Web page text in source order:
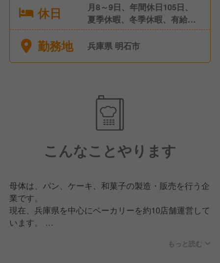
休日
月8～9日、年間休日105日、
夏季休暇、冬季休暇、有給休
暇、慶弔休暇
勤務地 兵庫県 明石市
こんなことやります
母体は、パン、ケーキ、和菓子の製造・販売を行う企
業です。
現在、兵庫県を中心にベーカリーを約10店舗運営して
います。
今回は、人員強化のため、兵庫県明石市にあるベーカ
もっと読む